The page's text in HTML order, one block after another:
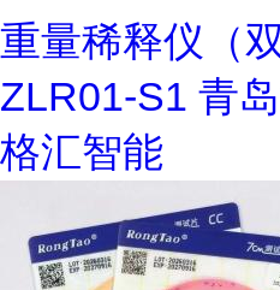
重量稀释仪（
ZLR01-S1 青
格汇智能